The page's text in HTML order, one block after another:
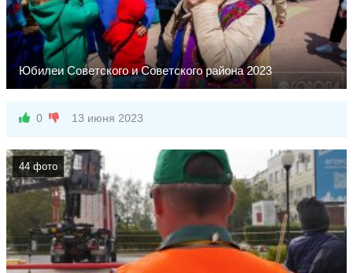
Юбилеи Советского и Советского района 2023
0 13 июня 2023
44 фото